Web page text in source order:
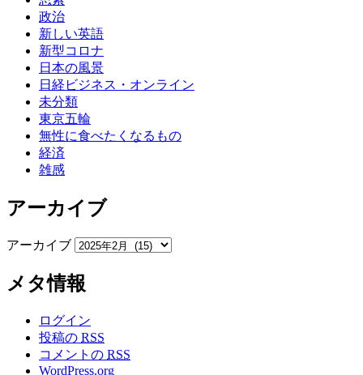
政治
新しい英語
新型コロナ
日本の風景
日経ビジネス・オンライン
未分類
東京五輪
無性に食べたくなるもの
経済
雑感
アーカイブ
アーカイブ
メタ情報
ログイン
投稿の RSS
コメントの RSS
WordPress.org